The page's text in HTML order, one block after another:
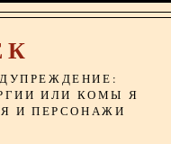
ИЛИ КОМЫ Я
И ПЕРСОНАЖИ